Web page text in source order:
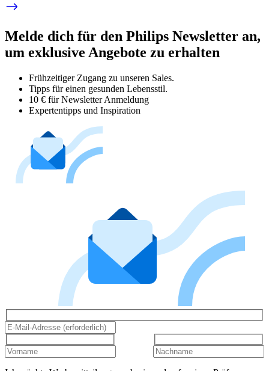
Melde dich für den Philips Newsletter an,
um exklusive Angebote zu erhalten
Frühzeitiger Zugang zu unseren Sales.
Tipps für einen gesunden Lebensstil.
10 € für Newsletter Anmeldung
Expertentipps und Inspiration